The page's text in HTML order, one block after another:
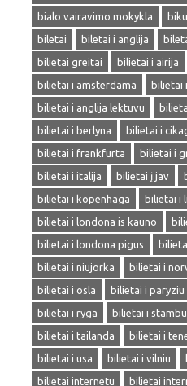
bialo vairavimo mokykla
biletai
biletai i anglija
bilietai greitai
bilietai i airija
bilietai i amsterdama
bilietai
bilietai i anglija lektuvu
bilietai i berlyna
bilietai i
bilietai i frankfurta
bilietai i
bilietai i italija
bilietai į jav
bilietai i kopenhaga
bilietai i
bilietai i londona is kauno
bilietai i londona pigus
bilietai i niujorka
bilietai i
bilietai i osla
bilietai i paryziu
bilietai i ryga
bilietai i
bilietai i tailanda
bilietai i
bilietai i usa
bilietai i vilniu
bilietai internetu
bilietai